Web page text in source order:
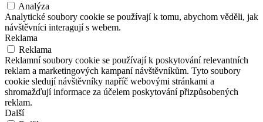
Analýza
Analytické soubory cookie se používají k tomu, abychom věděli, jak
návštěvníci interagují s webem.
Reklama
Reklama
Reklamní soubory cookie se používají k poskytování relevantních
reklam a marketingových kampaní návštěvníkům. Tyto soubory
cookie sledují návštěvníky napříč webovými stránkami a
shromažďují informace za účelem poskytování přizpůsobených
reklam.
Další